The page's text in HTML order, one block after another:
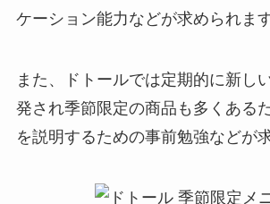
ケーション能力などが求められます
また、ドトールでは定期的に新し
発され季節限定の商品も多くある
を説明するための事前勉強などが